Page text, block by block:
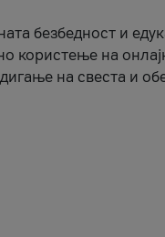
безбедност и
користење на
на свеста и